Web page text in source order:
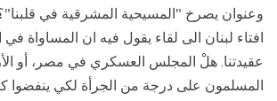
وعنوان يصرخ "المسيحية المشرقية في
افتاء لبنان الى لقاء يقول فيه ان المساواة
عقيدتنا. هلْ المجلس العسكري في مصر، أو
المسلمون على درجة من الجرأة لكي ينفضوا